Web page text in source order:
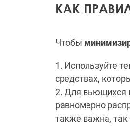
КАК
Чтобы
1. Используйте
средствах,
2. Для вьющихся
равномерно
также важна, так